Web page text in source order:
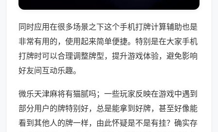
同时应用在很多场景之下这个手机打牌计算辅助也是
非常有用的，使用起来简单便捷。特别是在大家手机
打牌时可以合理调整牌型，提升游戏体验，避免影响
好友间互动乐趣。
微乐天津麻将有猫腻吗；一些玩家反映在游戏中遇到
部分用户的牌特别好，总是能拿到好牌，甚至好像能
看到其他人的牌一样，由此怀疑是不是有挂？确实存